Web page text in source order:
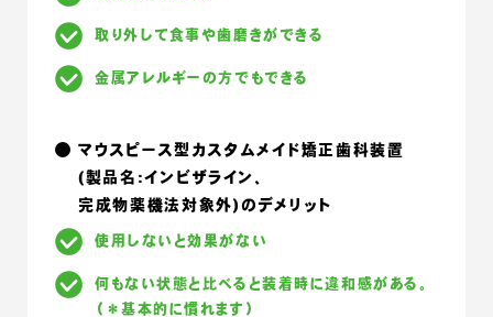
取り外して食事や歯磨きができる
金属アレルギーの方でもできる
マウスピース型カスタムメイド矯正歯科装置
(製品名:インビザライン、
完成物薬機法対象外)のデメリット
使用しないと効果がない
何もない状態と比べると装着時に違和感がある。
（＊基本的に慣れます）